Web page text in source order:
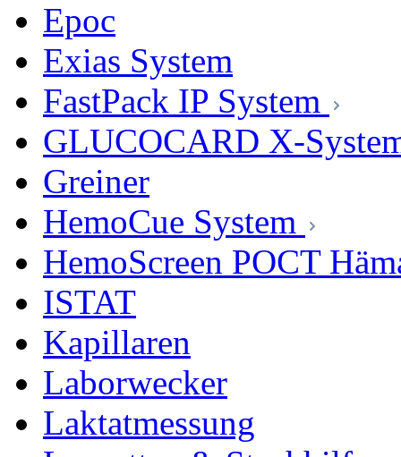
Epoc
Exias System
FastPack IP System
GLUCOCARD X-
Greiner
HemoCue System
HemoScreen POCT
ISTAT
Kapillaren
Laborwecker
Laktatmessung